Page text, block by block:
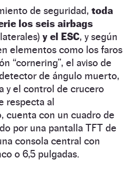
de seguridad, toda
los seis airbags
y el ESC, y según
elementos como los faros
“cornering”, el aviso de
de ángulo muerto,
y el control de crucero
respecta al
cuenta con un cuadro de
por una pantalla TFT de
consola central con
o 6,5 pulgadas.